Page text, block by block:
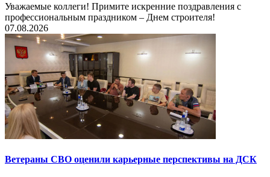
Уважаемые коллеги! Примите искренние поздравления с
профессиональным праздником – Днем строителя!
07.08.2026
Ветераны СВО оценили карьерные перспективы на ДСК